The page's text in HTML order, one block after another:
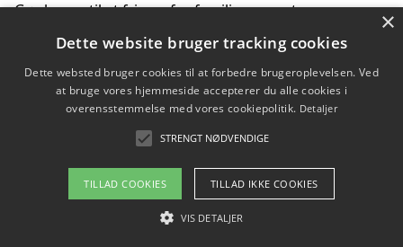
Gør haven til et frirum for familien og naturen
Copyright 2026 - Pilanto Aps
Betingelser
×
Dette website bruger tracking cookies
Dette websted bruger cookies til at forbedre brugeroplevelsen. Ved
at bruge vores hjemmeside accepterer du alle cookies i
overensstemmelse med vores cookiepolitik. Detaljer
STRENGT NØDVENDIGE
TILLAD COOKIES TILLAD IKKE COOKIES
VIS DETALJER